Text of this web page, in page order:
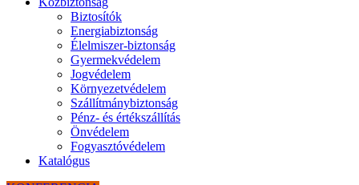
Biztosítók
Energiabiztonság
Élelmiszer-biztonság
Gyermekvédelem
Jogvédelem
Környezetvédelem
Szállítmánybiztonság
Pénz- és értékszállítás
Önvédelem
Fogyasztóvédelem
Katalógus